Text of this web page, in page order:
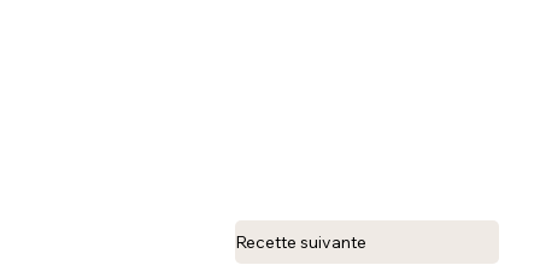
Recette suivante